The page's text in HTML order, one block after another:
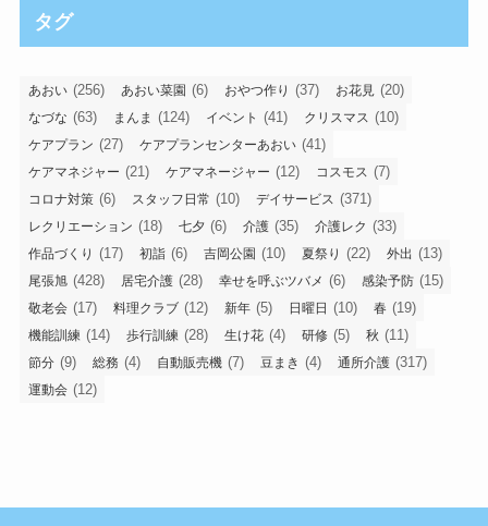
タグ
あおい (256) あおい菜園 (6) おやつ作り (37) お花見 (20)
なづな (63) まんま (124) イベント (41) クリスマス (10)
ケアプラン (27) ケアプランセンターあおい (41)
ケアマネジャー (21) ケアマネージャー (12) コスモス (7)
コロナ対策 (6) スタッフ日常 (10) デイサービス (371)
レクリエーション (18) 七夕 (6) 介護 (35) 介護レク (33)
作品づくり (17) 初詣 (6) 吉岡公園 (10) 夏祭り (22) 外出 (13)
尾張旭 (428) 居宅介護 (28) 幸せを呼ぶツバメ (6) 感染予防 (15)
敬老会 (17) 料理クラブ (12) 新年 (5) 日曜日 (10) 春 (19)
機能訓練 (14) 歩行訓練 (28) 生け花 (4) 研修 (5) 秋 (11)
節分 (9) 総務 (4) 自動販売機 (7) 豆まき (4) 通所介護 (317)
運動会 (12)